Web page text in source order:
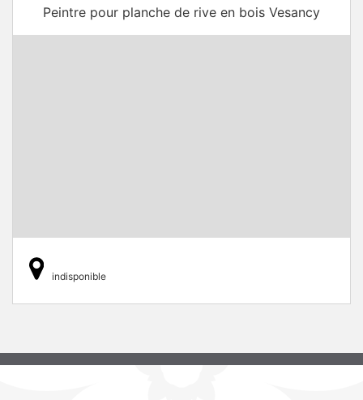
Peintre pour planche de rive en bois Vesancy
indisponible